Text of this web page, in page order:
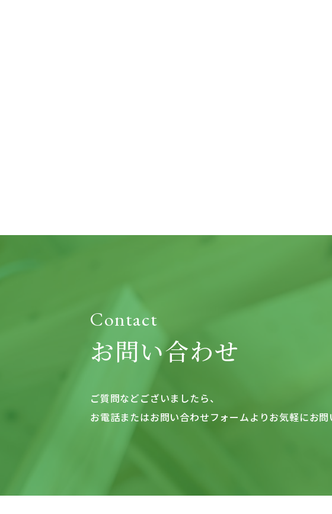
Contact
お問い合わせ
ご質問などございましたら、
お電話またはお問い合わせフォームよりお気軽にお問